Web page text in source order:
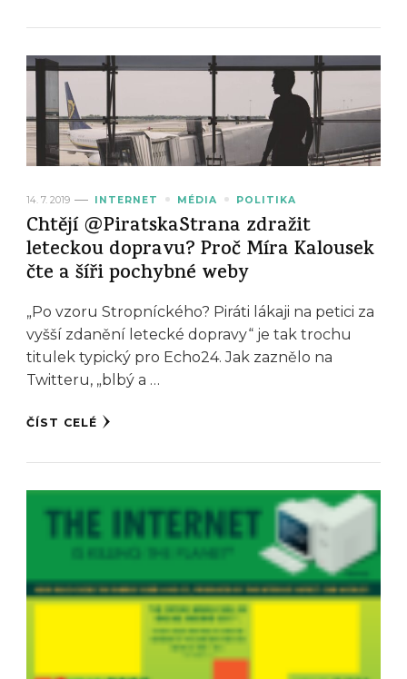
14. 7. 2019 INTERNET MÉDIA POLITIKA
Chtějí @PiratskaStrana zdražit
leteckou dopravu? Proč Míra Kalousek
čte a šíři pochybné weby
„Po vzoru Stropníckého? Piráti lákaji na petici za
vyšší zdanění letecké dopravy“ je tak trochu
titulek typický pro Echo24. Jak zaznělo na
Twitteru, „blbý a …
ČÍST CELÉ